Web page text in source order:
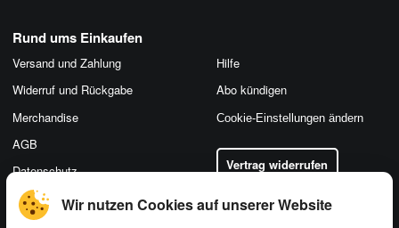
Wir nutzen Cookies auf unserer Website
Rund ums Einkaufen
Versand und Zahlung
Widerruf und Rückgabe
Merchandise
AGB
Datenschutz
Hilfe
Abo kündigen
Cookie-Einstellungen ändern
Vertrag widerrufen